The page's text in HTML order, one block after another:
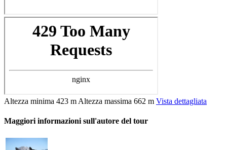
Altezza minima 423 m Altezza massima 662 m Vista dettagliata
Maggiori informazioni sull'autore del tour